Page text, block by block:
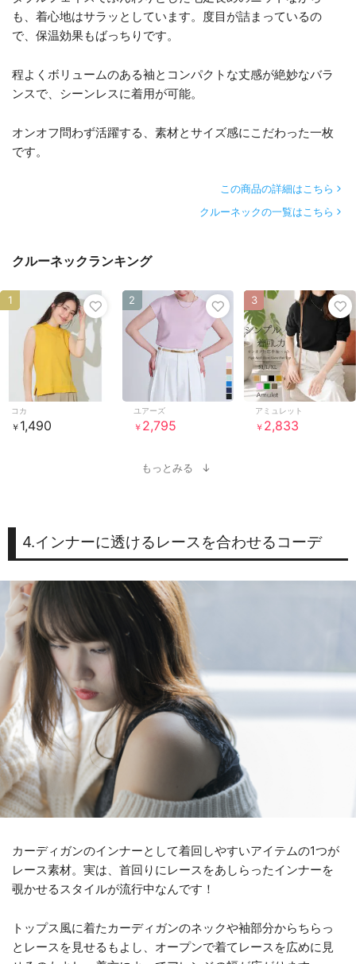
も、着心地はサラッとしています。度目が詰まっているの
で、保温効果もばっちりです。
程よくボリュームのある袖とコンパクトな丈感が絶妙なバラ
ンスで、シーンレスに着用が可能。
オンオフ問わず活躍する、素材とサイズ感にこだわった一枚
です。
この商品の詳細はこちら
クルーネックの一覧はこちら
クルーネックランキング
コカ
￥ 1,490
1
ユアーズ
￥ 2,795
2
アミュレット
￥ 2,833
3
もっとみる
4.インナーに透けるレースを合わせるコーデ
カーディガンのインナーとして着回しやすいアイテムの1つが
レース素材。実は、首回りにレースをあしらったインナーを
覗かせるスタイルが流行中なんです！
トップス風に着たカーディガンのネックや袖部分からちらっ
とレースを見せるもよし、オープンで着てレースを広めに見